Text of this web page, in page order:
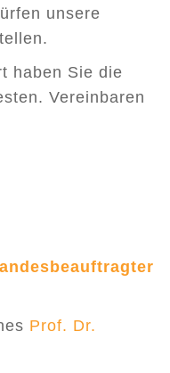
unsere
haben Sie die
Vereinbaren
Prof. Dr.